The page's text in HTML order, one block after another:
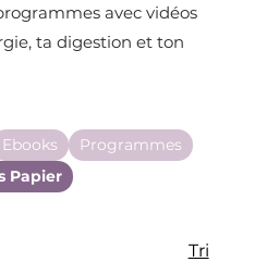
avec vidéos
ta digestion et ton
Ebooks
Programmes
Papier
Tri